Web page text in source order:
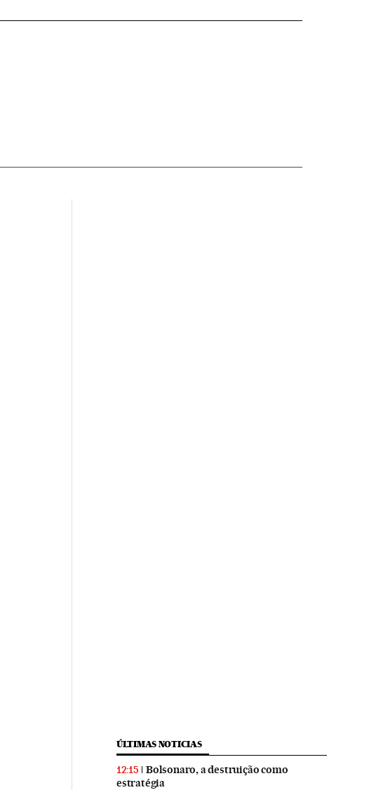
ÚLTIMAS NOTICIAS
12:15
Bolsonaro, a destruição como
estratégia